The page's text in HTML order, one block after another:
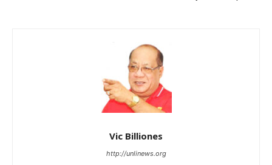
Vic Billiones
http://unlinews.org